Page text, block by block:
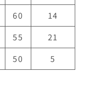
60
14
55
21
50 5